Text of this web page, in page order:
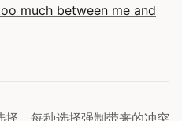
much between me and
、每种选择强制带来的冲突